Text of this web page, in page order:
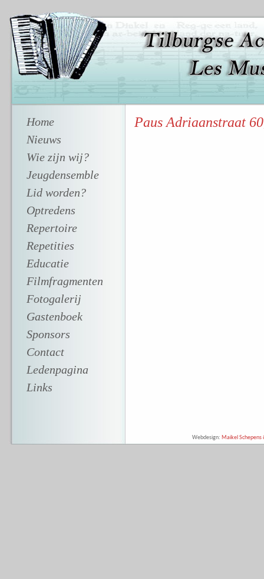
Home
Nieuws
Wie zijn wij?
Jeugdensemble
Lid worden?
Optredens
Repertoire
Repetities
Educatie
Filmfragmenten
Fotogalerij
Gastenboek
Sponsors
Contact
Ledenpagina
Links
Paus Adriaanstraat
Webdesign: Maikel Schepens